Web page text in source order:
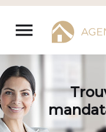
Aller
contenu
menu